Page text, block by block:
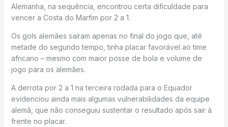
Alemanha, na sequência, encontrou certa dificuldade para
vencer a Costa do Marfim por 2 a 1.
Os gols alemães saíram apenas no final do jogo que, até
metade do segundo tempo, tinha placar favorável ao time
africano – mesmo com maior posse de bola e volume de
jogo para os alemães.
A derrota por 2 a 1 na terceira rodada para o Equador
evidenciou ainda mais algumas vulnerabilidades da equipe
alemã, que não conseguiu sustentar o resultado após sair à
frente no placar.